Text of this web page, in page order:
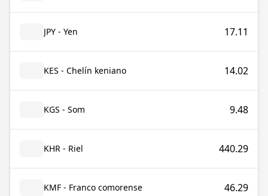
JPY - Yen 17.11
KES - Chelín keniano 14.02
KGS - Som 9.48
KHR - Riel 440.29
KMF - Franco comorense 46.29